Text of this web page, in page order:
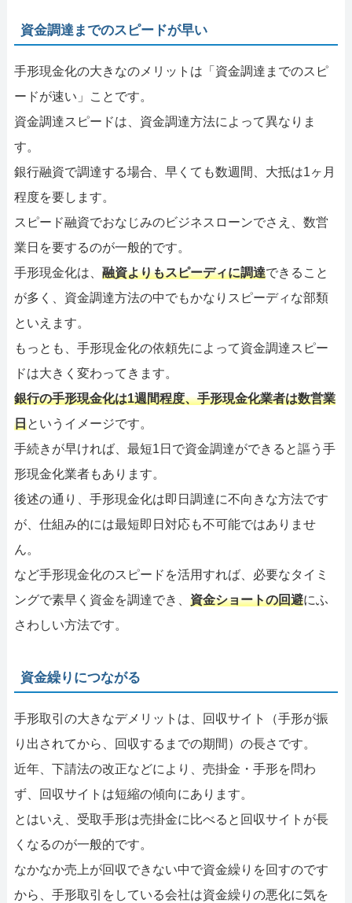
資金調達までのスピードが早い
手形現金化の大きなのメリットは「資金調達までのスピ
ードが速い」ことです。
資金調達スピードは、資金調達方法によって異なりま
す。
銀行融資で調達する場合、早くても数週間、大抵は1ヶ月
程度を要します。
スピード融資でおなじみのビジネスローンでさえ、数営
業日を要するのが一般的です。
手形現金化は、 融資よりもスピーディに調達できること
が多く、資金調達方法の中でもかなりスピーディな部類
といえます。
もっとも、手形現金化の依頼先によって資金調達スピー
ドは大きく変わってきます。
銀行の手形現金化は1週間程度、手形現金化業者は数営業
日というイメージです。
手続きが早ければ、最短1日で資金調達ができると謳う手
形現金化業者もあります。
後述の通り、手形現金化は即日調達に不向きな方法です
が、仕組み的には最短即日対応も不可能ではありませ
ん。
など手形現金化のスピードを活用すれば、必要なタイミ
ングで素早く資金を調達でき、 資金ショートの回避にふ
さわしい方法です。
資金繰りにつながる
手形取引の大きなデメリットは、回収サイト（手形が振
り出されてから、回収するまでの期間）の長さです。
近年、下請法の改正などにより、売掛金・手形を問わ
ず、回収サイトは短縮の傾向にあります。
とはいえ、受取手形は売掛金に比べると回収サイトが長
くなるのが一般的です。
なかなか売上が回収できない中で資金繰りを回すのです
から、手形取引をしている会社は資金繰りの悪化に気を